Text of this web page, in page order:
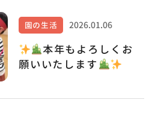
園の生活 2026.01.06
本年もよろしくお
願いいたします